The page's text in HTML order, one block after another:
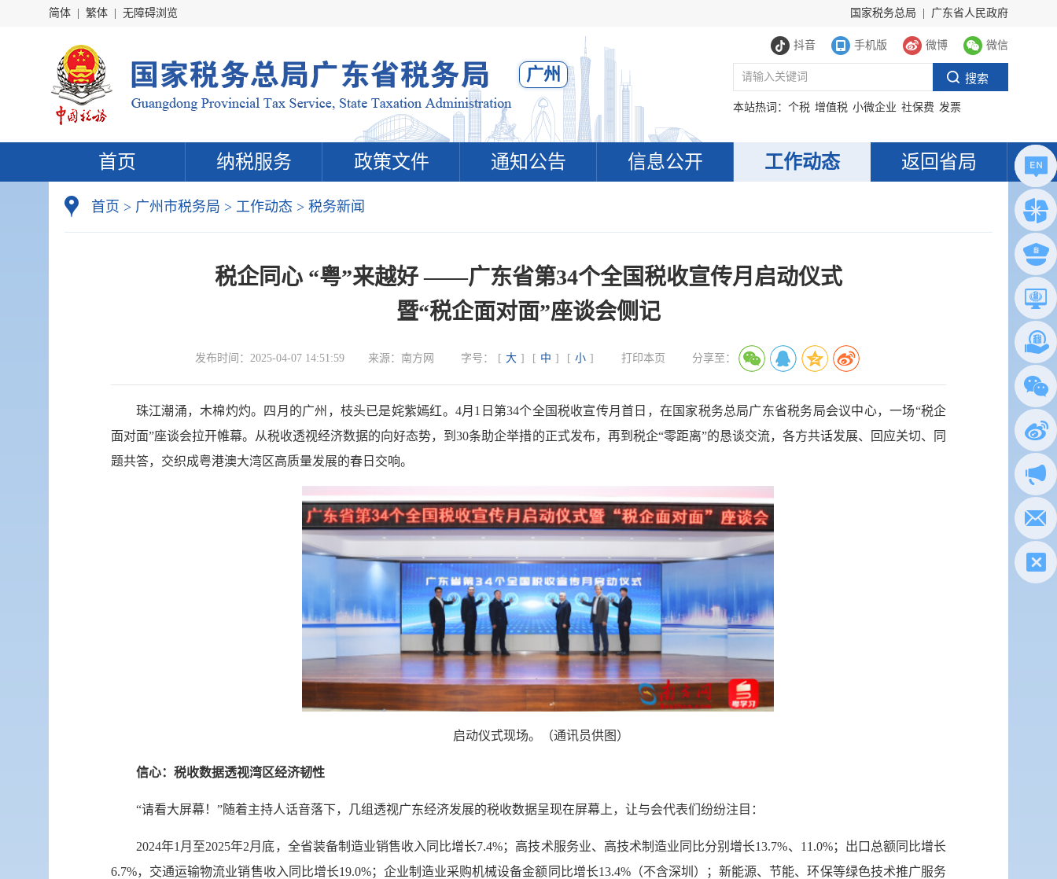
简体 繁体 无障碍浏览 国家税务总局 广东省人民政府
抖音 手机版 微博 微信
广州
本站热词： 个税 增值税 小微企业 社保费 发票
首页 纳税服务 政策文件 通知公告 信息公开 工作动态 返回省局
首页 > 广州市税务局 > 工作动态 > 税务新闻
税企同心 “粤”来越好 ——广东省第34个全国税收宣传月启动仪式
暨“税企面对面”座谈会侧记
发布时间： 2025-04-07 14:51:59 来源： 南方网 字号： [ 大 ] [ 中 ] [ 小 ] 打印本页 分享至：
珠江潮涌，木棉灼灼。四月的广州，枝头已是姹紫嫣红。4月1日第34个全国税收宣传月首日，在国家税务总局广东省税务局会议中心，一场“税企
面对面”座谈会拉开帷幕。从税收透视经济数据的向好态势，到30条助企举措的正式发布，再到税企“零距离”的恳谈交流，各方共话发展、回应关切、同
题共答，交织成粤港澳大湾区高质量发展的春日交响。
启动仪式现场。（通讯员供图）
信心：税收数据透视湾区经济韧性
“请看大屏幕！”随着主持人话音落下，几组透视广东经济发展的税收数据呈现在屏幕上，让与会代表们纷纷注目：
2024年1月至2025年2月底，全省装备制造业销售收入同比增长7.4%；高技术服务业、高技术制造业同比分别增长13.7%、11.0%；出口总额同比增长
6.7%，交通运输物流业销售收入同比增长19.0%；企业制造业采购机械设备金额同比增长13.4%（不含深圳）；新能源、节能、环保等绿色技术推广服务
总局
政务
执法
电子
税惠通